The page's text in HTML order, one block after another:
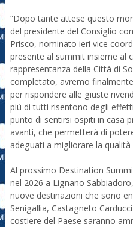
“Dopo tante attese questo
del presidente del Consiglio
Prisco, nominato ieri vice
presente al summit insieme al
rappresentanza della Città di
completato, avremo
per rispondere alle giuste
più di tutti risentono degli
punto di sentirsi ospiti in casa
avanti, che permetterà di
adeguati a migliorare la qualità
Al prossimo Destination
nel 2026 a Lignano
nuove destinazioni che sono
Senigallia, Castagneto
costiere del Paese saranno